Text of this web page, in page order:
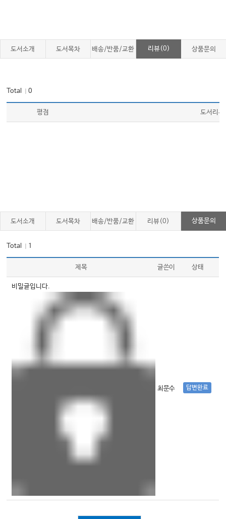
10 성인과 소아에서의 탈장 • 672
11 담낭염 및 담도계 질환 • 678
13 간질환 • 692
14 소화기 치료 술기 및 장치 • 715
15 수술 후 합병증 • 721
05 남성 생식기관 장애 • 765
06 요로결석 질환과 혈뇨의 감별 • 774
07 비뇨기계 시술의 합병증 • 790
01 당뇨 • 797
03 고삼투압성 고혈당상태 • 834
02 후천성 출혈 질환 • 863
04 혈우병과 폰 빌레브란트 병 • 878
08 항응고제, 항혈소판제와 섬유소 용해제 • 927
09 악성종양의 합병증 • 940
도서소개 도서목차 배송/반품/교환 리뷰(0) 상품문의
Total ｜0
평점 도서리뷰
도서소개 도서목차 배송/반품/교환 리뷰(0) 상품문의
Total 1
제목 글쓴이 상태
비밀글입니다.
최문수 답변완료